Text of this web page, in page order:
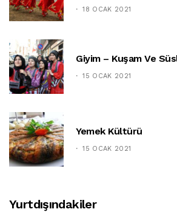
18 OCAK 2021
Giyim – Kuşam Ve
15 OCAK 2021
Yemek Kültürü
15 OCAK 2021
Yurtdışındakiler